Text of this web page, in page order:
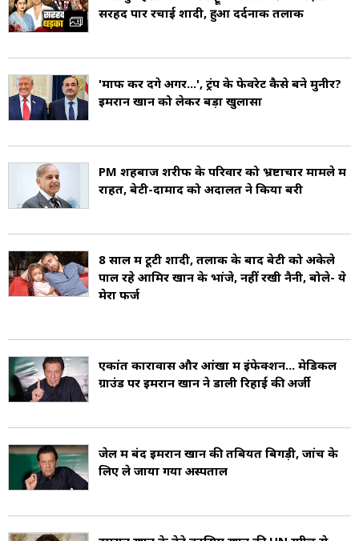
इमरान ने दुनिया भर से चंदा जमा कर, 1996 में शौकत
(Shaukat Khanum Memorial Cancer
Hospital) और एक कॉलेज की स्थापना की.
इमरान खान 1970 और 1980 के दशक के दौरान
लगातार लंदन के एनाबेल्स और ट्रैम्प जैसे नाइट क्लबों की
पार्टियों में नजर आते थे (Known as a hedonistic
bachelor and a playboy). हालांकि बाद में उन्होंने
कभी शराब नहीं पीने का दावा किया. इस दौरान ब्रिटिश
महिला सीता व्हाइट (Sita White) उनकी नाजायज बेटी
(Imran’s illegitimate child). इमरान ने 1995 में
43 साल की उम्र में, 21 साल की जेमिमा गोल्डस्मिथ से
शादी की (Imran’s first wife, Jemima
Goldsmith), जिनसे इनके दो बेटे हैं. 2004 में इस
दंपत्ति का तलाक हो गया. 2015 में, इमरान ने ब्रिटिश-
पाकिस्तानी पत्रकार रेहम खान से विवाह किया लेकिन उसी
सरहद पार रचाई शादी, हुआ दर्दनाक तलाक
'माफ कर देंगे अगर...', ट्रंप के फेवरेट कैसे बने मुनीर?
इमरान खान को लेकर बड़ा खुलासा
PM शहबाज शरीफ के परिवार को भ्रष्टाचार मामले में
राहत, बेटी-दामाद को अदालत ने किया बरी
8 साल में टूटी शादी, तलाक के बाद बेटी को अकेले
पाल रहे आमिर खान के भांजे, नहीं रखी नैनी, बोले- ये
मेरा फर्ज
एकांत कारावास और आंखों में इंफेक्शन... मेडिकल
ग्राउंड पर इमरान खान ने डाली रिहाई की अर्जी
जेल में बंद इमरान खान की तबियत बिगड़ी, जांच के
लिए ले जाया गया अस्पताल